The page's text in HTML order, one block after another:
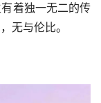
着独一无二的传
无与伦比。